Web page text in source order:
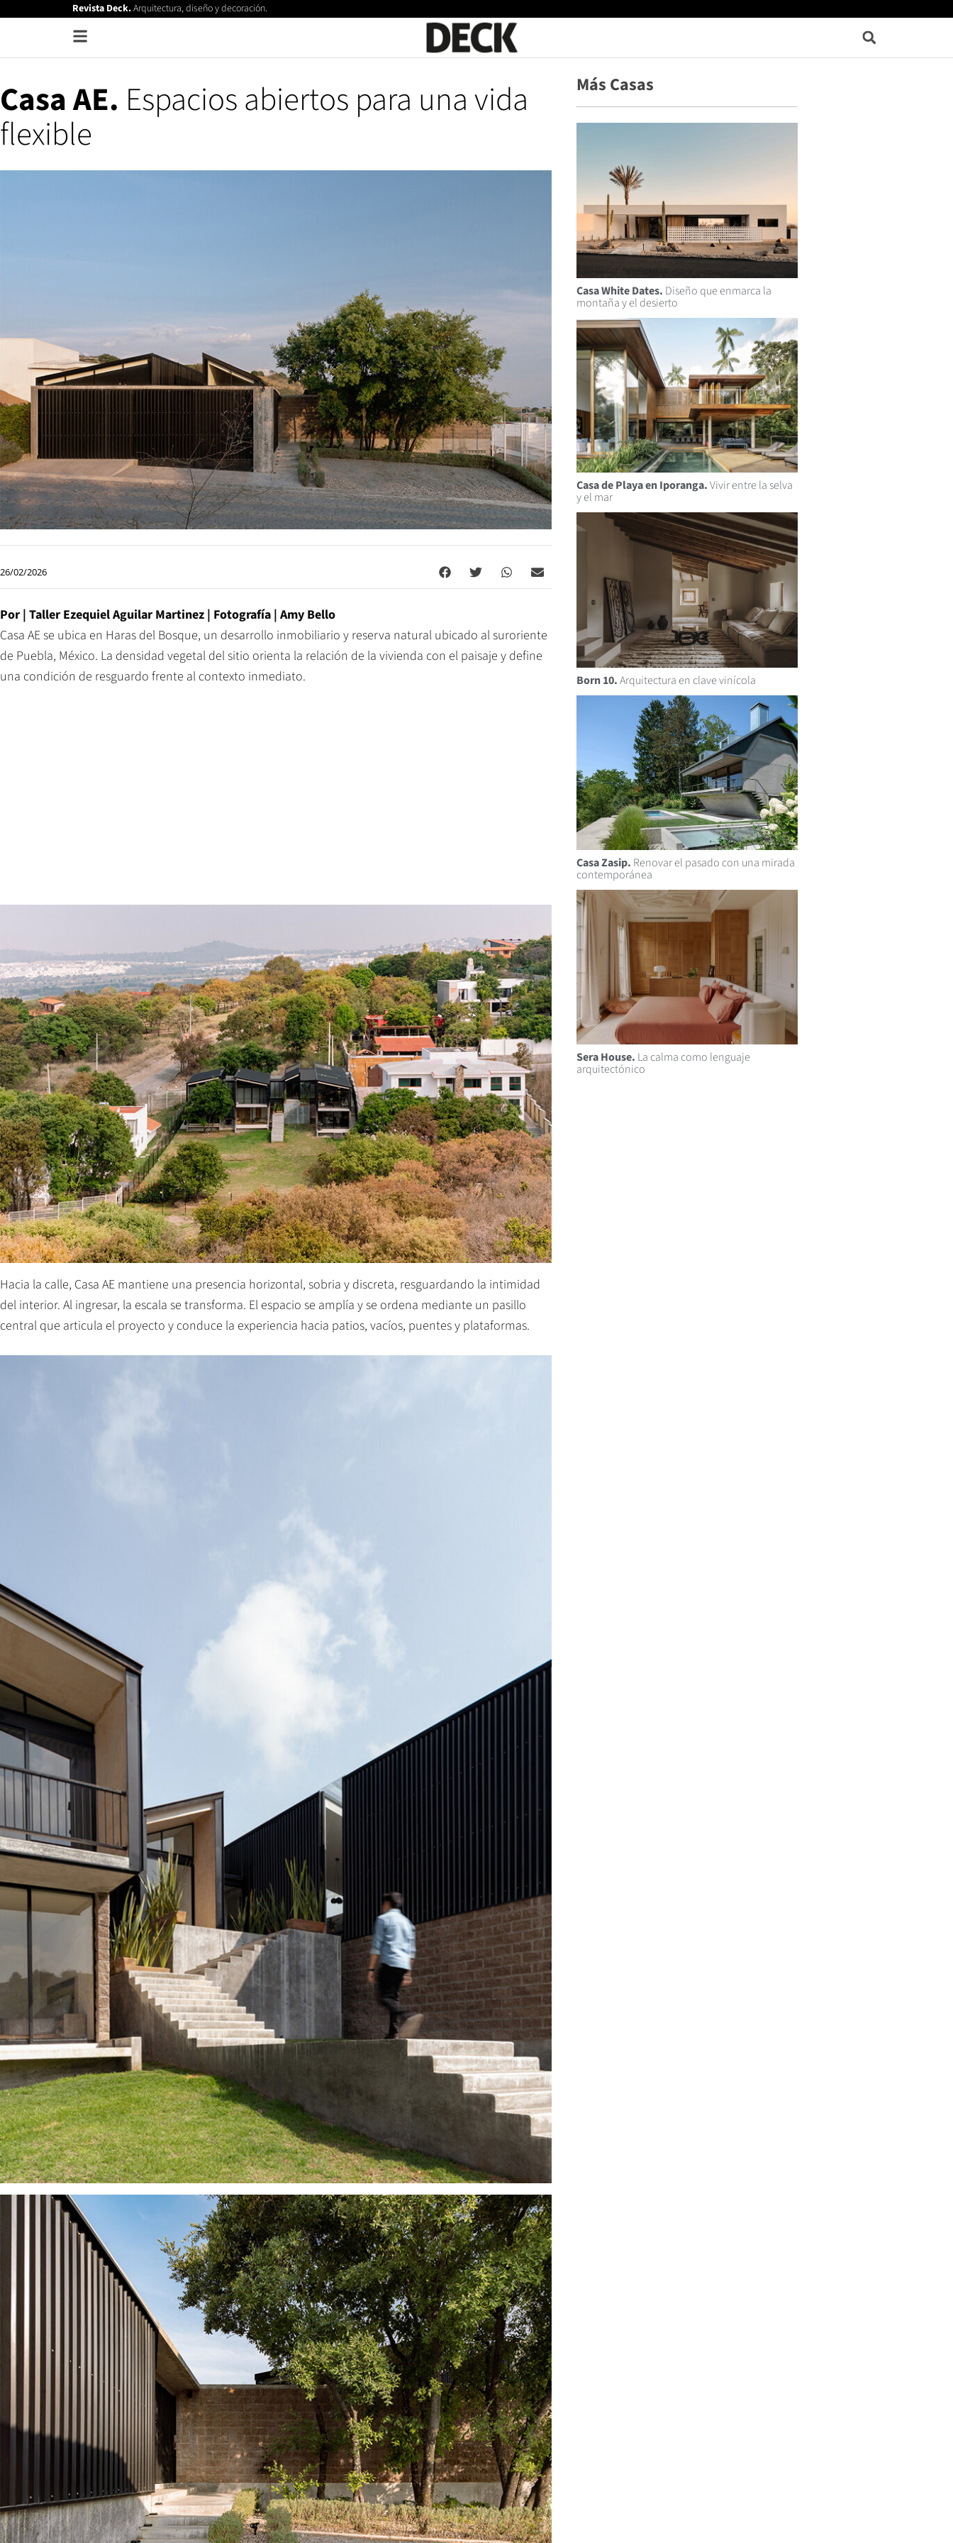
Revista Deck.Arquitectura, diseño y decoración.
Casa AE. Espacios abiertos para una vida
flexible
26/02/2026
Por | Taller Ezequiel Aguilar Martinez | Fotografía | Amy Bello
Casa AE se ubica en Haras del Bosque, un desarrollo inmobiliario y reserva natural ubicado al suroriente
de Puebla, México. La densidad vegetal del sitio orienta la relación de la vivienda con el paisaje y define
una condición de resguardo frente al contexto inmediato.
Hacia la calle, Casa AE mantiene una presencia horizontal, sobria y discreta, resguardando la intimidad
del interior. Al ingresar, la escala se transforma. El espacio se amplía y se ordena mediante un pasillo
central que articula el proyecto y conduce la experiencia hacia patios, vacíos, puentes y plataformas.
Más Casas
Casa White Dates. Diseño que enmarca la
montaña y el desierto
Casa de Playa en Iporanga.Vivir entre la selva
y el mar
Born 10.Arquitectura en clave vinícola
Casa Zasip. Renovar el pasado con una mirada
contemporánea
Sera House. La calma como lenguaje
arquitectónico